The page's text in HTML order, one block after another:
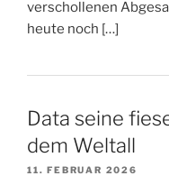
verschollenen
heute noch […]
Data seine
dem Weltall
11. FEBRUAR 2026